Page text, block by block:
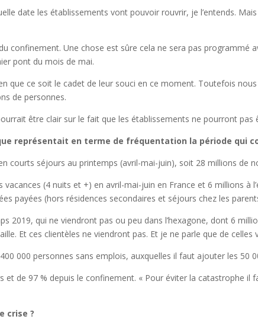
date les établissements vont pouvoir rouvrir, je l’entends.
Une chose est sûre cela ne sera pas programmé
pont du mois de mai.
que ce soit le cadet de leur souci en ce moment. Toutefois
de personnes.
être clair sur le fait que les établissements ne pourront pas
représentait en terme de fréquentation la période qui
courts séjours au printemps (avril-mai-juin), soit 28 millions de
(4 nuits et +) en avril-mai-juin en France et 6 millions à
payées (hors résidences secondaires et séjours chez les
qui ne viendront pas ou peu dans l’hexagone, dont 6
Et ces clientèles ne viendront pas. Et je ne parle que de
000 personnes sans emplois, auxquelles il faut ajouter les 50
de 97 % depuis le confinement. « Pour éviter la catastrophe il
crise ?